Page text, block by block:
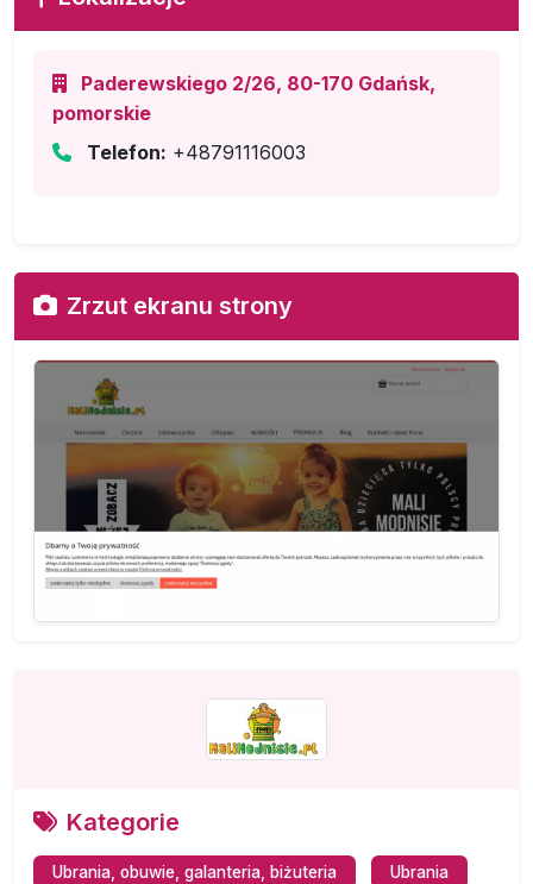
Paderewskiego 2/26, 80-170 Gdańsk,
pomorskie
Telefon: +48791116003
Zrzut ekranu strony
Kategorie
Ubrania, obuwie, galanteria, biżuteria Ubrania